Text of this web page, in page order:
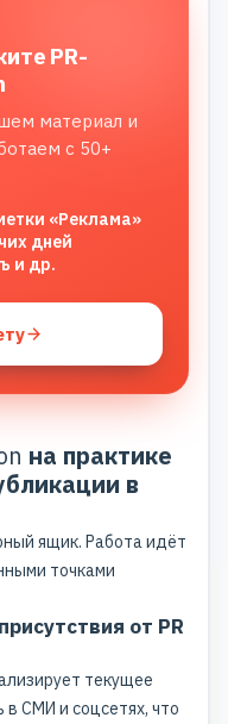
PR-
материал и
с 50+
«Реклама»
дней
и др.
на практике
в
ящик. Работа идёт
точками
от PR
текущее
в СМИ и соцсетях, что